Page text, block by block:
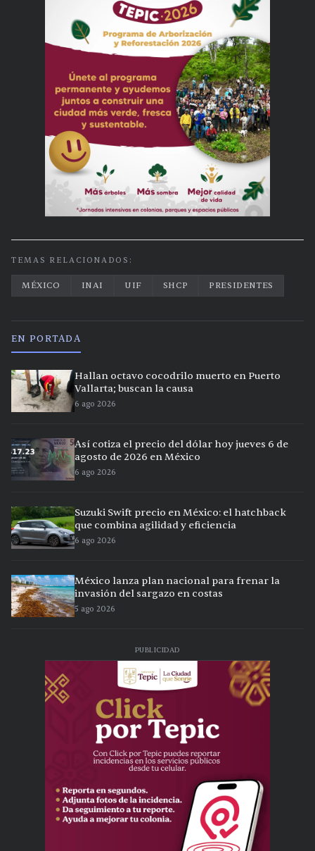
TEMAS RELACIONADOS:
MÉXICO INAI UIF SHCP PRESIDENTES
EN PORTADA
Hallan octavo cocodrilo muerto en Puerto
Vallarta; buscan la causa
6 ago 2026
Así cotiza el precio del dólar hoy jueves 6 de
agosto de 2026 en México
6 ago 2026
Suzuki Swift precio en México: el hatchback
que combina agilidad y eficiencia
6 ago 2026
México lanza plan nacional para frenar la
invasión del sargazo en costas
5 ago 2026
PUBLICIDAD